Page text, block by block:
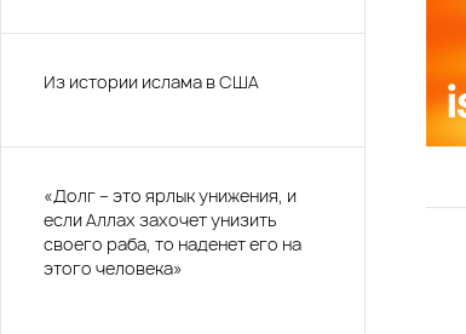
Из истории ислама в США
«Долг – это ярлык унижения, и
если Аллах захочет унизить
своего раба, то наденет его на
этого человека»